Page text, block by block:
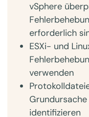
vSphere
erforderlich
ESXi- und
verwenden
identifizieren